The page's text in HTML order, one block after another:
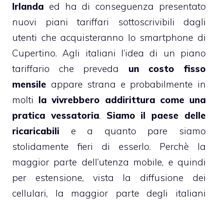
Irlanda ed ha di conseguenza presentato
nuovi piani tariffari sottoscrivibili dagli
utenti che acquisteranno lo smartphone di
Cupertino. Agli italiani l’idea di un piano
tariffario che preveda un costo fisso
mensile appare strana e probabilmente in
molti la vivrebbero addirittura come una
pratica vessatoria. Siamo il paese delle
ricaricabili e a quanto pare siamo
stolidamente fieri di esserlo. Perchè la
maggior parte dell’utenza mobile, e quindi
per estensione, vista la diffusione dei
cellulari, la maggior parte degli italiani